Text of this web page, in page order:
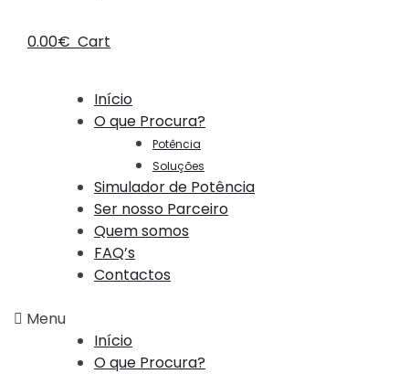
0.00€ Cart
Início
O que Procura?
Potência
Soluções
Simulador de Potência
Ser nosso Parceiro
Quem somos
FAQ’s
Contactos
Menu
Início
O que Procura?